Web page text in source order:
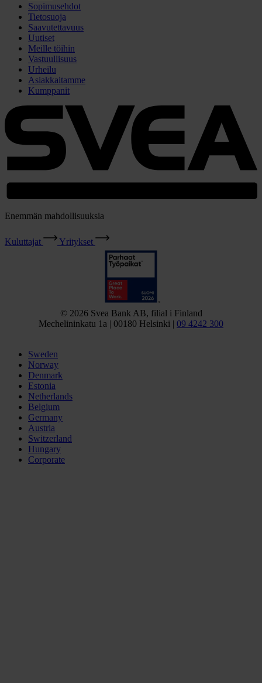
Sopimusehdot
Tietosuoja
Saavutettavuus
Uutiset
Meille töihin
Vastuullisuus
Urheilu
Asiakkaitamme
Kumppanit
Enemmän mahdollisuuksia
Kuluttajat Yritykset
© 2026 Svea Bank AB, filial i Finland
Mechelininkatu 1a | 00180 Helsinki | 09 4242 300
Sweden
Norway
Denmark
Estonia
Netherlands
Belgium
Germany
Austria
Switzerland
Hungary
Corporate